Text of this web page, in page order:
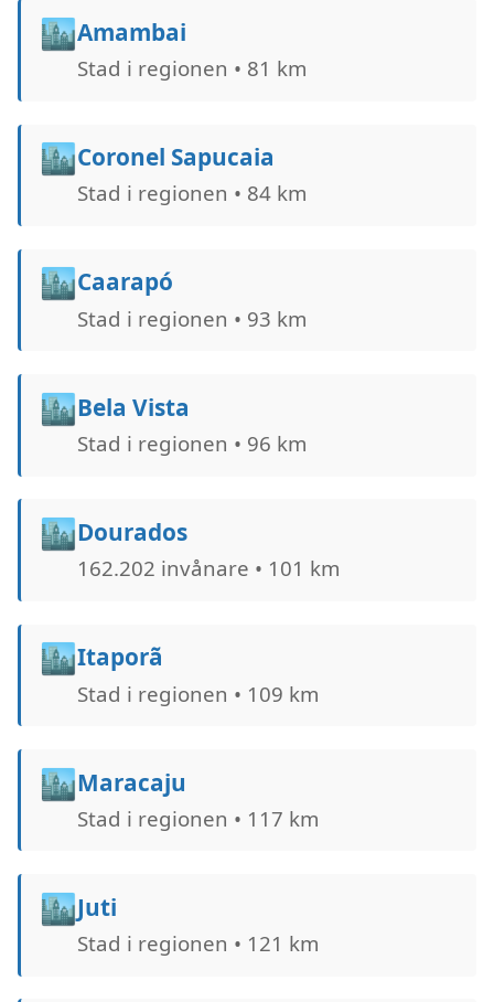
🏙️Amambai
Stad i regionen • 81 km
🏙️Coronel Sapucaia
Stad i regionen • 84 km
🏙️Caarapó
Stad i regionen • 93 km
🏙️Bela Vista
Stad i regionen • 96 km
🏙️Dourados
162.202 invånare • 101 km
🏙️Itaporã
Stad i regionen • 109 km
🏙️Maracaju
Stad i regionen • 117 km
🏙️Juti
Stad i regionen • 121 km